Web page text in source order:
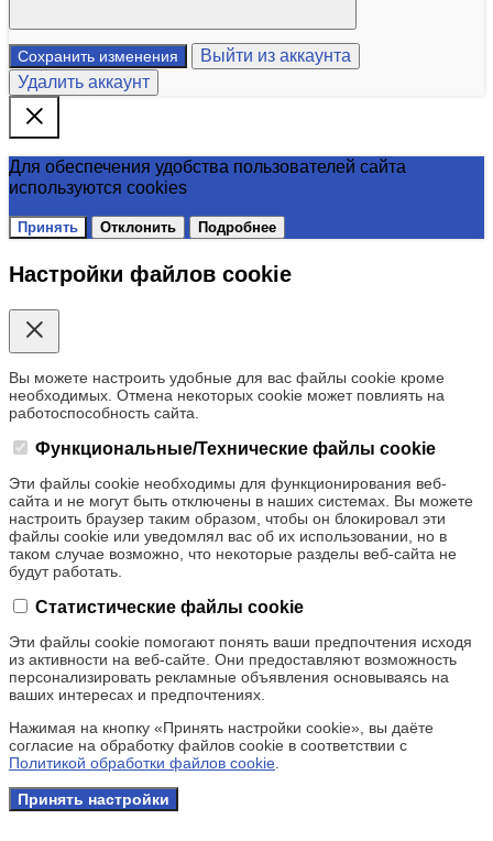
Сохранить изменения
Выйти из аккаунта
Удалить аккаунт
Для обеспечения удобства пользователей сайта
используются cookies
Принять Отклонить Подробнее
Настройки файлов cookie
Вы можете настроить удобные для вас файлы cookie кроме
необходимых. Отмена некоторых cookie может повлиять на
работоспособность сайта.
Функциональные/Технические файлы cookie
Эти файлы cookie необходимы для функционирования веб-
сайта и не могут быть отключены в наших системах. Вы можете
настроить браузер таким образом, чтобы он блокировал эти
файлы cookie или уведомлял вас об их использовании, но в
таком случае возможно, что некоторые разделы веб-сайта не
будут работать.
Статистические файлы cookie
Эти файлы cookie помогают понять ваши предпочтения исходя
из активности на веб-сайте. Они предоставляют возможность
персонализировать рекламные объявления основываясь на
ваших интересах и предпочтениях.
Нажимая на кнопку «Принять настройки cookie», вы даёте
согласие на обработку файлов cookie в соответствии с
Политикой обработки файлов cookie.
Принять настройки